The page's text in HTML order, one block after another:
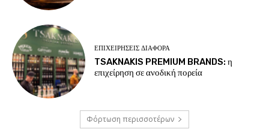
ΕΠΙΧΕΙΡΉΣΕΙΣ ΔΙΆΦΟΡΑ
TSAKNAKIS PREMIUM BRANDS: η
επιχείρηση σε ανοδική πορεία
Φόρτωση περισσοτέρων